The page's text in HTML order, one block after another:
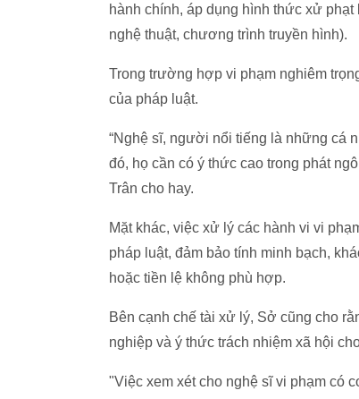
hành chính, áp dụng hình thức xử
nghệ thuật, chương trình truyền hình).
Trong trường hợp vi phạm nghiêm
của pháp luật.
“Nghệ sĩ, người nổi tiếng là những cá
đó, họ cần có ý thức cao trong phát
Trân cho hay.
Mặt khác, việc xử lý các hành vi vi
pháp luật, đảm bảo tính minh bạch,
hoặc tiền lệ không phù hợp.
Bên cạnh chế tài xử lý, Sở cũng cho
nghiệp và ý thức trách nhiệm xã hội
"Việc xem xét cho nghệ sĩ vi phạm có